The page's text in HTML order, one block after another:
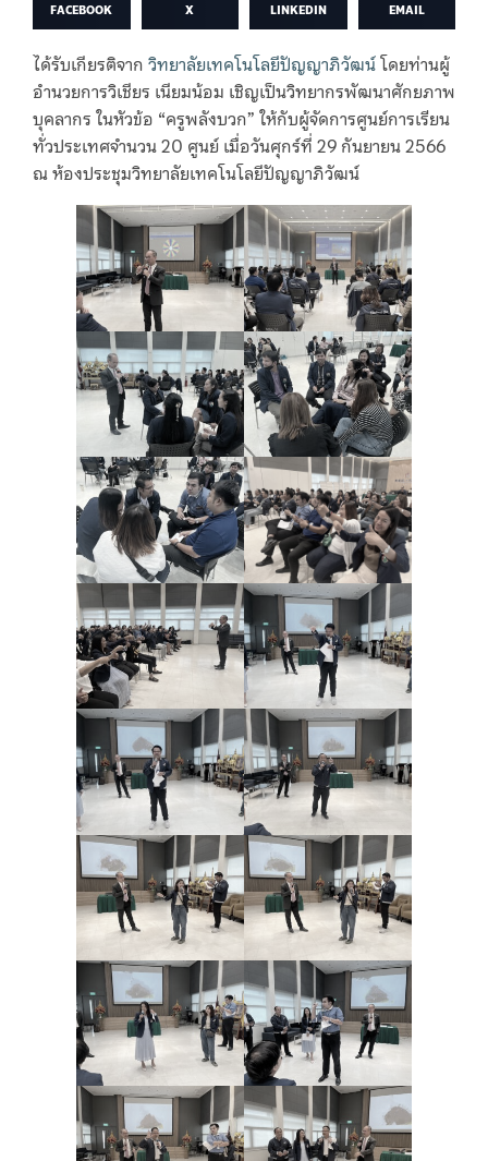
FACEBOOK X LINKEDIN EMAIL
ได้รับเกียรติจากวิทยาลัยเทคโนโลยีปัญญาภิวัฒน์โดยท่านผู้
อำนวยการวิเชียร เนียมน้อม เชิญเป็นวิทยากรพัฒนาศักยภาพ
บุคลากร ในหัวข้อ “ครูพลังบวก” ให้กับผู้จัดการศูนย์การเรียน
ทั่วประเทศจำนวน 20 ศูนย์ เมื่อวันศุกร์ที่ 29 กันยายน 2566
ณ ห้องประชุมวิทยาลัยเทคโนโลยีปัญญาภิวัฒน์